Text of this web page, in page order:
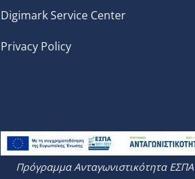
Digimark Service Center
Privacy Policy
Πρόγραμμα Ανταγωνιστικότητα ΕΣΠΑ